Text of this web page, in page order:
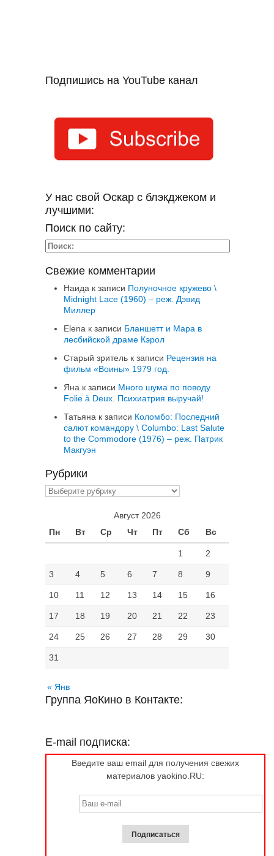
Подпишись на YouTube канал
У нас свой Оскар с блэкджеком и
лучшими:
Поиск по сайту:
Свежие комментарии
Наида к записи Полуночное кружево \
Midnight Lace (1960) – реж. Дэвид
Миллер
Elena к записи Бланшетт и Мара в
лесбийской драме Кэрол
Старый зритель к записи Рецензия на
фильм «Воины» 1979 год.
Яна к записи Много шума по поводу
Folie à Deux. Психиатрия выручай!
Татьяна к записи Коломбо: Последний
салют командору \ Columbo: Last Salute
to the Commodore (1976) – реж. Патрик
Макгуэн
Рубрики
Рубрики
Август 2026
Пн
Вт Ср Чт Пт Сб Вс
1 2
3 4 5 6 7 8 9
10 11 12 13 14 15 16
17 18 19 20 21 22 23
24 25 26 27 28 29 30
31
« Янв
Группа ЯоКино в Контакте:
E-mail подписка:
Введите ваш email для получения свежих
материалов yaokino.RU: